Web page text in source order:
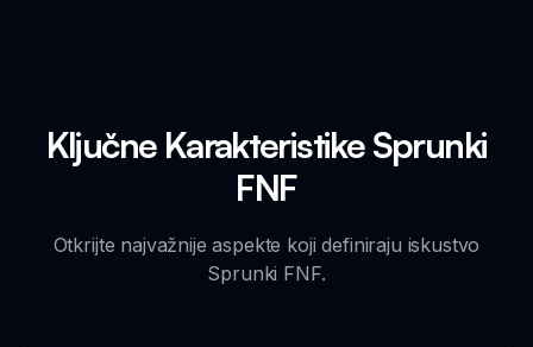
Ključne Karakteristike Sprunki
FNF
Otkrijte najvažnije aspekte koji definiraju iskustvo
Sprunki FNF.